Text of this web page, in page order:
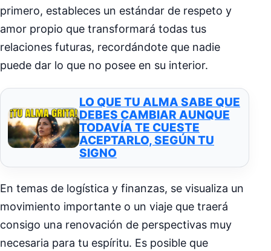
primero, estableces un estándar de respeto y
amor propio que transformará todas tus
relaciones futuras, recordándote que nadie
puede dar lo que no posee en su interior.
LO QUE TU ALMA SABE QUE
DEBES CAMBIAR AUNQUE
TODAVÍA TE CUESTE
ACEPTARLO, SEGÚN TU
SIGNO
En temas de logística y finanzas, se visualiza un
movimiento importante o un viaje que traerá
consigo una renovación de perspectivas muy
necesaria para tu espíritu. Es posible que